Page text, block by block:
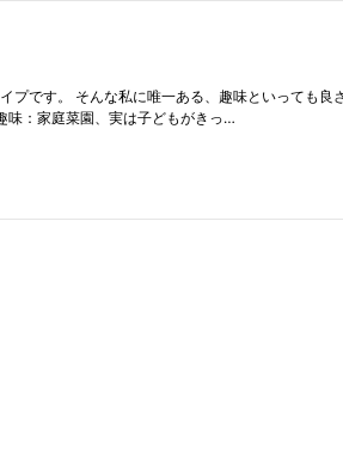
プです。 そんな私に唯一ある、趣味といっても
味：家庭菜園、実は子どもがきっ…